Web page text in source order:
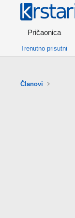
Pričaonica
Trenutno prisutni
Članovi